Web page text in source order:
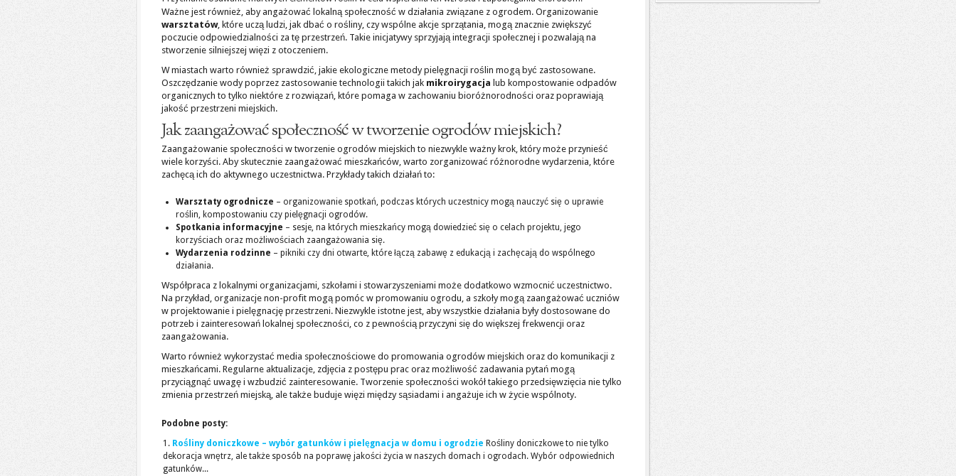
Ważne jest również, aby angażować lokalną społeczność w działania związane z ogrodem. Organizowanie
warsztatów, które uczą ludzi, jak dbać o rośliny, czy wspólne akcje sprzątania, mogą znacznie zwiększyć
poczucie odpowiedzialności za tę przestrzeń. Takie inicjatywy sprzyjają integracji społecznej i pozwalają na
stworzenie silniejszej więzi z otoczeniem.
W miastach warto również sprawdzić, jakie ekologiczne metody pielęgnacji roślin mogą być zastosowane.
Oszczędzanie wody poprzez zastosowanie technologii takich jak mikroirygacja lub kompostowanie odpadów
organicznych to tylko niektóre z rozwiązań, które pomaga w zachowaniu bioróżnorodności oraz poprawiają
jakość przestrzeni miejskich.
Jak zaangażować społeczność w tworzenie ogrodów miejskich?
Zaangażowanie społeczności w tworzenie ogrodów miejskich to niezwykle ważny krok, który może przynieść
wiele korzyści. Aby skutecznie zaangażować mieszkańców, warto zorganizować różnorodne wydarzenia, które
zachęcą ich do aktywnego uczestnictwa. Przykłady takich działań to:
Warsztaty ogrodnicze – organizowanie spotkań, podczas których uczestnicy mogą nauczyć się o uprawie
roślin, kompostowaniu czy pielęgnacji ogrodów.
Spotkania informacyjne – sesje, na których mieszkańcy mogą dowiedzieć się o celach projektu, jego
korzyściach oraz możliwościach zaangażowania się.
Wydarzenia rodzinne – pikniki czy dni otwarte, które łączą zabawę z edukacją i zachęcają do wspólnego
działania.
Współpraca z lokalnymi organizacjami, szkołami i stowarzyszeniami może dodatkowo wzmocnić uczestnictwo.
Na przykład, organizacje non-profit mogą pomóc w promowaniu ogrodu, a szkoły mogą zaangażować uczniów
w projektowanie i pielęgnację przestrzeni. Niezwykle istotne jest, aby wszystkie działania były dostosowane do
potrzeb i zainteresowań lokalnej społeczności, co z pewnością przyczyni się do większej frekwencji oraz
zaangażowania.
Warto również wykorzystać media społecznościowe do promowania ogrodów miejskich oraz do komunikacji z
mieszkańcami. Regularne aktualizacje, zdjęcia z postępu prac oraz możliwość zadawania pytań mogą
przyciągnąć uwagę i wzbudzić zainteresowanie. Tworzenie społeczności wokół takiego przedsięwzięcia nie tylko
zmienia przestrzeń miejską, ale także buduje więzi między sąsiadami i angażuje ich w życie wspólnoty.
Podobne posty:
Rośliny doniczkowe – wybór gatunków i pielęgnacja w domu i ogrodzie Rośliny doniczkowe to nie tylko
dekoracja wnętrz, ale także sposób na poprawę jakości życia w naszych domach i ogrodach. Wybór odpowiednich
gatunków...